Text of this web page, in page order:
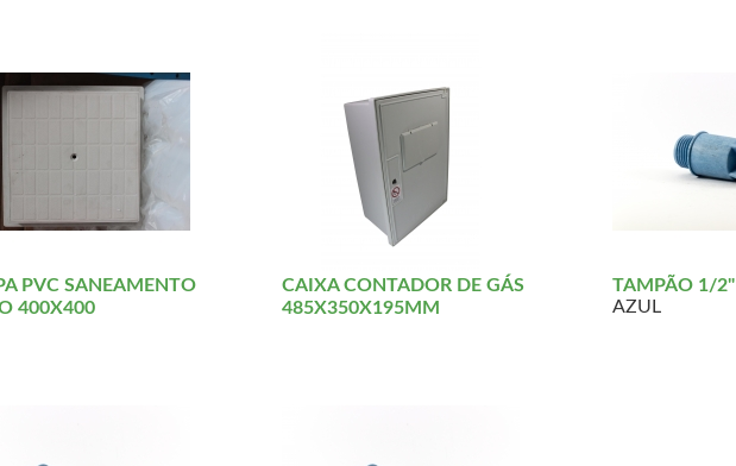
PVC SANEAMENTO
400X400
CAIXA CONTADOR DE GÁS
485X350X195MM
TAMPÃO 1/2"
AZUL